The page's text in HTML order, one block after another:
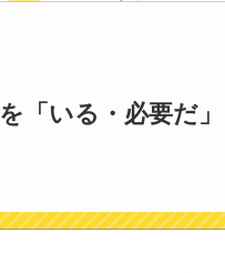
代用や
スト
「いる・必要だ